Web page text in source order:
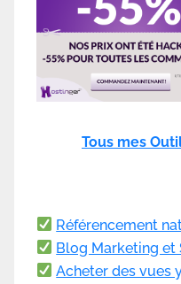
Tous mes
Référencement
Blog Marketing et
Acheter des vues